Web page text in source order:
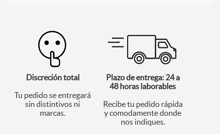
Discreción total
Tu pedido se entregará
sin distintivos ni
marcas.
Plazo de entrega: 24 a
48 horas laborables
Recibe tu pedido rápida
y comodamente donde
nos indiques.